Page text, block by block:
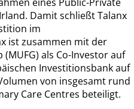
Damit schließt Talanx
im
ist zusammen mit der
(MUFG) als Co-Investor auf
Investitionsbank auf
von insgesamt rund
Care Centres beteiligt.